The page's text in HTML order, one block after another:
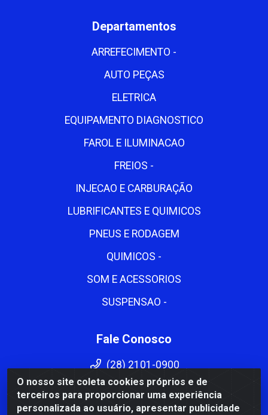
O nosso site coleta cookies próprios e de
terceiros para proporcionar uma experiência
personalizada ao usuário, apresentar publicidade
Departamentos
ARREFECIMENTO -
AUTO PEÇAS
ELETRICA
EQUIPAMENTO DIAGNOSTICO
FAROL E ILUMINACAO
FREIOS -
INJECAO E CARBURAÇÃO
LUBRIFICANTES E QUIMICOS
PNEUS E RODAGEM
QUIMICOS -
SOM E ACESSORIOS
SUSPENSAO -
Fale Conosco
(28) 2101-0900
(28) 2101-0900
cema@cemadistribuidora.com.br